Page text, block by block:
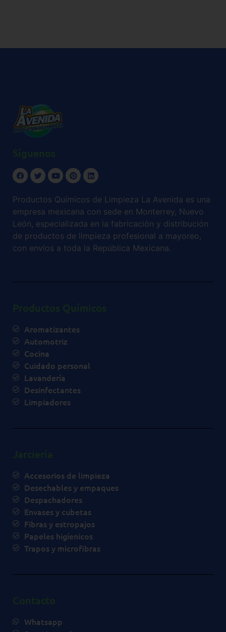
Productos Químicos de Limpieza La Avenida es una
empresa mexicana con sede en Monterrey, Nuevo
León, especializada en la fabricación y distribución
de productos de limpieza profesional a mayoreo,
con envíos a toda la República Mexicana.
Aromatizantes
Automotriz
Cocina
Cuidado personal
Lavandería
Desinfectantes
Limpiadores
Accesorios de limpieza
Desechables y empaques
Despachadores
Envases y cubetas
Fibras y estropajos
Papeles higíenicos
Trapos y microfibras
Whatsapp